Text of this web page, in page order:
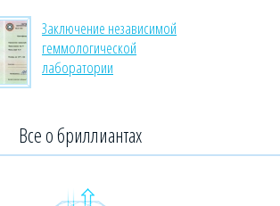
Заключение независимой
геммологической
лаборатории
Все о бриллиантах